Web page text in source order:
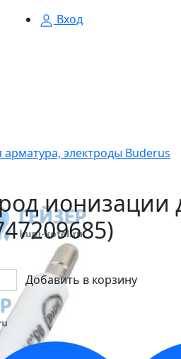
Вход
арматура, электроды Buderus
ионизации
Добавить в корзину